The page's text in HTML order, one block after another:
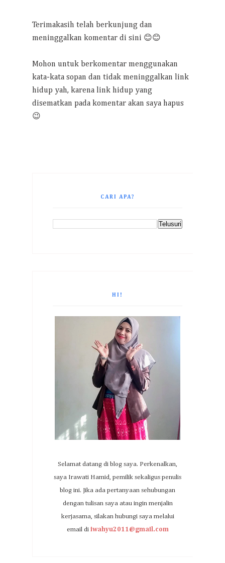
Terimakasih telah berkunjung dan
meninggalkan komentar di sini 😊😊
Mohon untuk berkomentar menggunakan
kata-kata sopan dan tidak meninggalkan link
hidup yah, karena link hidup yang
disematkan pada komentar akan saya hapus
😉
CARI APA?
HI!
Selamat datang di blog saya. Perkenalkan,
saya Irawati Hamid, pemilik sekaligus penulis
blog ini. Jika ada pertanyaan sehubungan
dengan tulisan saya atau ingin menjalin
kerjasama, silakan hubungi saya melalui
email di iwahyu2011@gmail.com